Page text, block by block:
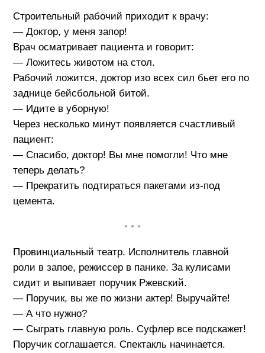
Строительный рабочий приходит к врачу:
— Доктор, у меня запор!
Врач осматривает пациента и говорит:
— Ложитесь животом на стол.
Рабочий ложится, доктор изо всех сил бьет его по
заднице бейсбольной битой.
— Идите в уборную!
Через несколько минут появляется счастливый
пациент:
— Спасибо, доктор! Вы мне помогли! Что мне
теперь делать?
— Прекратить подтираться пакетами из-под
цемента.
• • •
Провинциальный театр. Исполнитель главной
роли в запое, режиссер в панике. За кулисами
сидит и выпивает поручик Ржевский.
— Поручик, вы же по жизни актер! Выручайте!
— А что нужно?
— Сыграть главную роль. Суфлер все подскажет!
Поручик соглашается. Спектакль начинается.